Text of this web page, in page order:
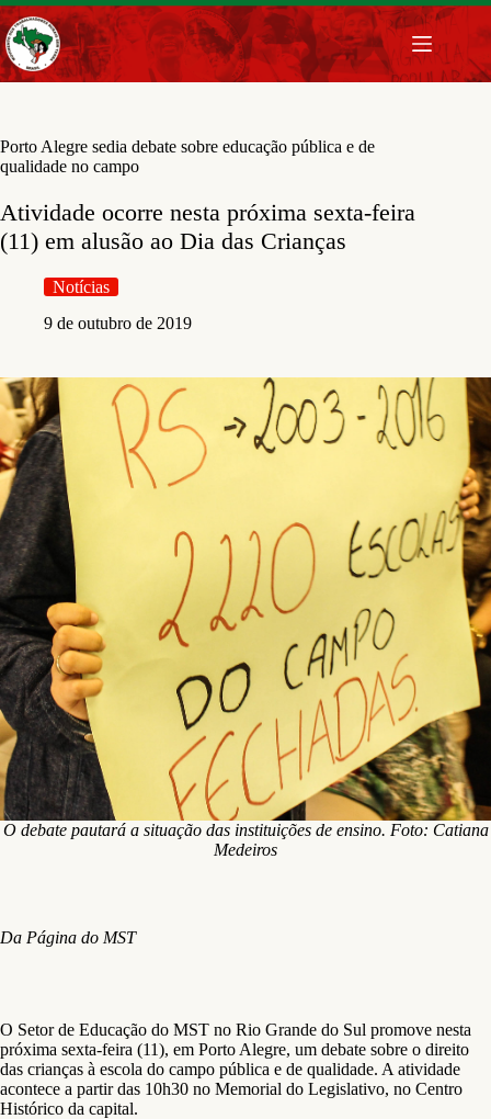
Pular
para
o
conteúdo
Porto Alegre sedia debate sobre educação pública e de
qualidade no campo
Atividade ocorre nesta próxima sexta-feira
(11) em alusão ao Dia das Crianças
Notícias
9 de outubro de 2019
O debate pautará a situação das instituições de ensino. Foto: Catiana
Medeiros
Da Página do MST
O Setor de Educação do MST no Rio Grande do Sul promove nesta
próxima sexta-feira (11), em Porto Alegre, um debate sobre o direito
das crianças à escola do campo pública e de qualidade. A atividade
acontece a partir das 10h30 no Memorial do Legislativo, no Centro
Histórico da capital.